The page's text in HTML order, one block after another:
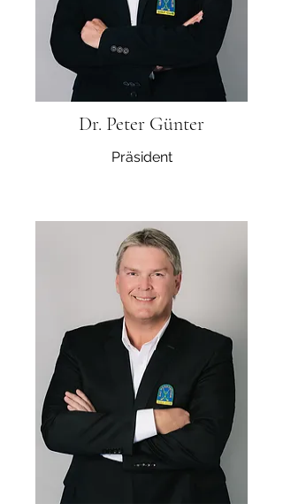
Dr. Peter Günter
Präsident